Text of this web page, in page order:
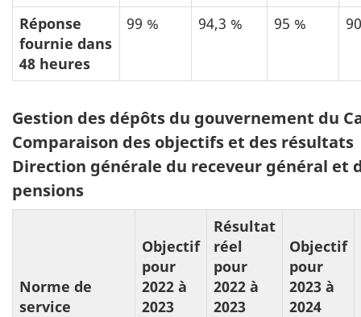
Réponse
fournie dans
48 heures
99 % 94,3 % 95 %
Tableau
9:
Gestion des dépôts du gouvernement du
Comparaison des objectifs et des résultats
Direction générale du receveur général et
pensions
Norme de
service
Objectif
pour
2022 à
2023
Résultat
réel
pour
2022 à
2023
Objectif
pour
2023 à
2024